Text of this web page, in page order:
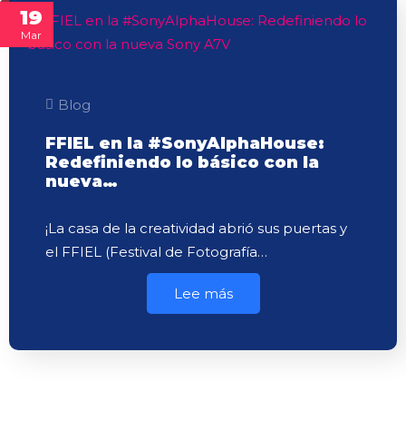
19
Mar
Blog
FFIEL en la #SonyAlphaHouse:
Redefiniendo lo básico con la
nueva…
¡La casa de la creatividad abrió sus puertas y
el FFIEL (Festival de Fotografía…
Lee más